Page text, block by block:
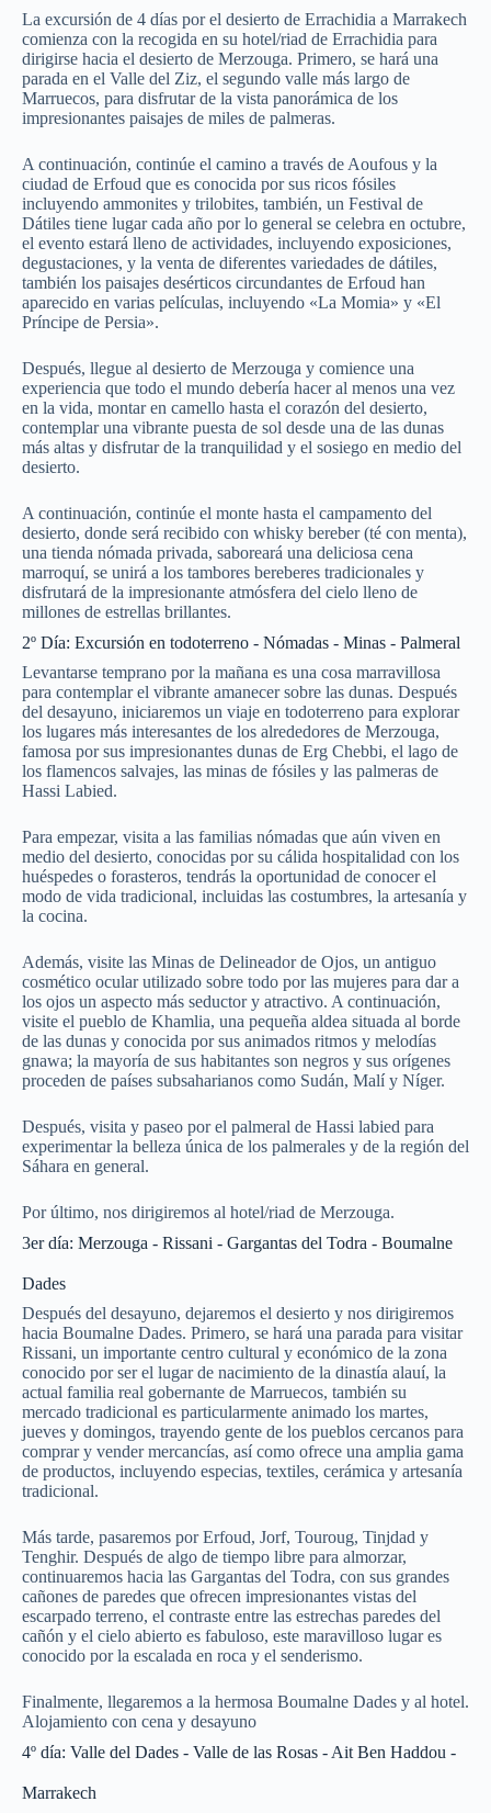
La excursión de 4 días por el desierto de Errachidia a Marrakech
comienza con la recogida en su hotel/riad de Errachidia para
dirigirse hacia el desierto de Merzouga. Primero, se hará una
parada en el Valle del Ziz, el segundo valle más largo de
Marruecos, para disfrutar de la vista panorámica de los
impresionantes paisajes de miles de palmeras.
A continuación, continúe el camino a través de Aoufous y la
ciudad de Erfoud que es conocida por sus ricos fósiles
incluyendo ammonites y trilobites, también, un Festival de
Dátiles tiene lugar cada año por lo general se celebra en octubre,
el evento estará lleno de actividades, incluyendo exposiciones,
degustaciones, y la venta de diferentes variedades de dátiles,
también los paisajes desérticos circundantes de Erfoud han
aparecido en varias películas, incluyendo «La Momia» y «El
Príncipe de Persia».
Después, llegue al desierto de Merzouga y comience una
experiencia que todo el mundo debería hacer al menos una vez
en la vida, montar en camello hasta el corazón del desierto,
contemplar una vibrante puesta de sol desde una de las dunas
más altas y disfrutar de la tranquilidad y el sosiego en medio del
desierto.
A continuación, continúe el monte hasta el campamento del
desierto, donde será recibido con whisky bereber (té con menta),
una tienda nómada privada, saboreará una deliciosa cena
marroquí, se unirá a los tambores bereberes tradicionales y
disfrutará de la impresionante atmósfera del cielo lleno de
millones de estrellas brillantes.
2º Día: Excursión en todoterreno - Nómadas - Minas - Palmeral
Levantarse temprano por la mañana es una cosa marravillosa
para contemplar el vibrante amanecer sobre las dunas. Después
del desayuno, iniciaremos un viaje en todoterreno para explorar
los lugares más interesantes de los alrededores de Merzouga,
famosa por sus impresionantes dunas de Erg Chebbi, el lago de
los flamencos salvajes, las minas de fósiles y las palmeras de
Hassi Labied.
Para empezar, visita a las familias nómadas que aún viven en
medio del desierto, conocidas por su cálida hospitalidad con los
huéspedes o forasteros, tendrás la oportunidad de conocer el
modo de vida tradicional, incluidas las costumbres, la artesanía y
la cocina.
Además, visite las Minas de Delineador de Ojos, un antiguo
cosmético ocular utilizado sobre todo por las mujeres para dar a
los ojos un aspecto más seductor y atractivo. A continuación,
visite el pueblo de Khamlia, una pequeña aldea situada al borde
de las dunas y conocida por sus animados ritmos y melodías
gnawa; la mayoría de sus habitantes son negros y sus orígenes
proceden de países subsaharianos como Sudán, Malí y Níger.
Después, visita y paseo por el palmeral de Hassi labied para
experimentar la belleza única de los palmerales y de la región del
Sáhara en general.
Por último, nos dirigiremos al hotel/riad de Merzouga.
3er día: Merzouga - Rissani - Gargantas del Todra - Boumalne
Dades
Después del desayuno, dejaremos el desierto y nos dirigiremos
hacia Boumalne Dades. Primero, se hará una parada para visitar
Rissani, un importante centro cultural y económico de la zona
conocido por ser el lugar de nacimiento de la dinastía alauí, la
actual familia real gobernante de Marruecos, también su
mercado tradicional es particularmente animado los martes,
jueves y domingos, trayendo gente de los pueblos cercanos para
comprar y vender mercancías, así como ofrece una amplia gama
de productos, incluyendo especias, textiles, cerámica y artesanía
tradicional.
Más tarde, pasaremos por Erfoud, Jorf, Touroug, Tinjdad y
Tenghir. Después de algo de tiempo libre para almorzar,
continuaremos hacia las Gargantas del Todra, con sus grandes
cañones de paredes que ofrecen impresionantes vistas del
escarpado terreno, el contraste entre las estrechas paredes del
cañón y el cielo abierto es fabuloso, este maravilloso lugar es
conocido por la escalada en roca y el senderismo.
Finalmente, llegaremos a la hermosa Boumalne Dades y al hotel.
Alojamiento con cena y desayuno
4º día: Valle del Dades - Valle de las Rosas - Ait Ben Haddou -
Marrakech